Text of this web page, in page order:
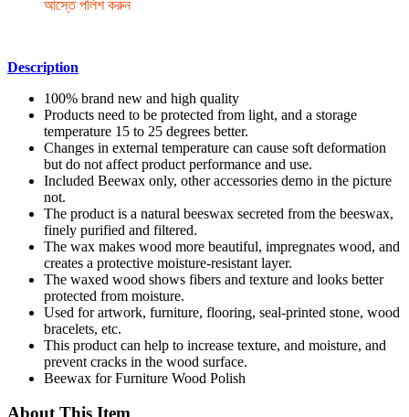
আস্তে পলিশ করুন
Description
100% brand new and high quality
Products need to be protected from light, and a storage
temperature 15 to 25 degrees better.
Changes in external temperature can cause soft deformation
but do not affect product performance and use.
Included Beewax only, other accessories demo in the picture
not.
The product is a natural beeswax secreted from the beeswax,
finely purified and filtered.
The wax makes wood more beautiful, impregnates wood, and
creates a protective moisture-resistant layer.
The waxed wood shows fibers and texture and looks better
protected from moisture.
Used for artwork, furniture, flooring, seal-printed stone, wood
bracelets, etc.
This product can help to increase texture, and moisture, and
prevent cracks in the wood surface.
Beewax for Furniture Wood Polish